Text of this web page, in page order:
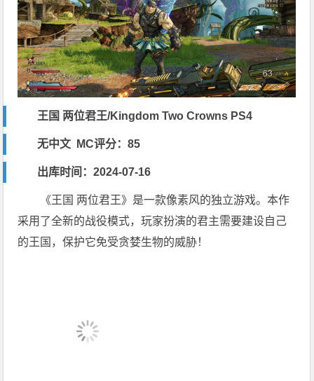
王国 两位君王/Kingdom Two Crowns PS4
无中文 MC评分：85
出库时间：2024-07-16
《王国 两位君王》是一款像素风的独立游戏。本作
采用了全新的战役模式，玩家扮演的君主需要建设自己
的王国，保护它免受贪婪生物的威胁！